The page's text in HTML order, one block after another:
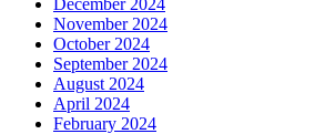
November 2024
October 2024
September 2024
August 2024
April 2024
February 2024